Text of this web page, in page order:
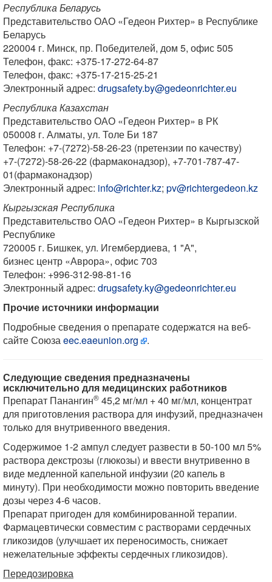
Республика Беларусь
Представительство ОАО «Гедеон Рихтер» в Республике
Беларусь
220004 г. Минск, пр. Победителей, дом 5, офис 505
Телефон, факс: +375-17-272-64-87
Телефон, факс: +375-17-215-25-21
Электронный адрес: drugsafety.by@gedeonrichter.eu
Республика Казахстан
Представительство ОАО «Гедеон Рихтер» в РК
050008 г. Алматы, ул. Толе Би 187
Телефон: +7-(7272)-58-26-23 (претензии по качеству)
+7-(7272)-58-26-22 (фармаконадзор), +7-701-787-47-
01(фармаконадзор)
Электронный адрес: info@richter.kz; pv@richtergedeon.kz
Кыргызская Республика
Представительство ОАО «Гедеон Рихтер» в Кыргызской
Республике
720005 г. Бишкек, ул. Игембердиева, 1 "А",
бизнес центр «Аврора», офис 703
Телефон: +996-312-98-81-16
Электронный адрес: drugsafety.ky@gedeonrichter.eu
Прочие источники информации
Подробные сведения о препарате содержатся на веб-
сайте Союзаeec.eaeunion.org .
Следующие сведения предназначены
исключительно для медицинских работников
Препарат Панангин® 45,2 мг/мл + 40 мг/мл, концентрат
для приготовления раствора для инфузий, предназначен
только для внутривенного введения.
Содержимое 1-2 ампул следует развести в 50-100 мл 5%
раствора декстрозы (глюкозы) и ввести внутривенно в
виде медленной капельной инфузии (20 капель в
минуту). При необходимости можно повторить введение
дозы через 4-6 часов.
Препарат пригоден для комбинированной терапии.
Фармацевтически совместим с растворами сердечных
гликозидов (улучшает их переносимость, снижает
нежелательные эффекты сердечных гликозидов).
Передозировка